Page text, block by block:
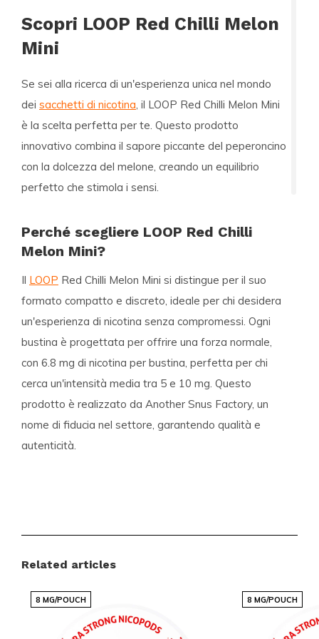
Scopri LOOP Red Chilli Melon
Mini
Se sei alla ricerca di un'esperienza unica nel mondo
dei sacchetti di nicotina , il LOOP Red Chilli Melon Mini
è la scelta perfetta per te. Questo prodotto
innovativo combina il sapore piccante del peperoncino
con la dolcezza del melone, creando un equilibrio
perfetto che stimola i sensi.
Perché scegliere LOOP Red Chilli
Melon Mini?
Il LOOP Red Chilli Melon Mini si distingue per il suo
formato compatto e discreto, ideale per chi desidera
un'esperienza di nicotina senza compromessi. Ogni
bustina è progettata per offrire una forza normale,
con 6.8 mg di nicotina per bustina, perfetta per chi
cerca un'intensità media tra 5 e 10 mg. Questo
prodotto è realizzato da Another Snus Factory, un
nome di fiducia nel settore, garantendo qualità e
autenticità.
Sacchetti per vassoio:20
Peso per sacchetto (grammi):
Sapore:
Tipo di prodotto:Nicotine Pouches
Related articles
8 MG/POUCH 8 MG/POUCH